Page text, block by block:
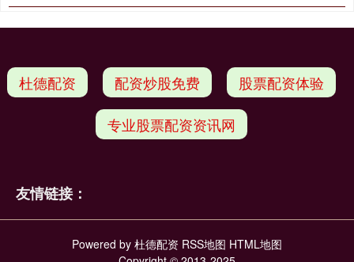
杜德配资 配资炒股免费 股票配资体验
专业股票配资资讯网
友情链接：
Powered by 杜德配资 RSS地图 HTML地图